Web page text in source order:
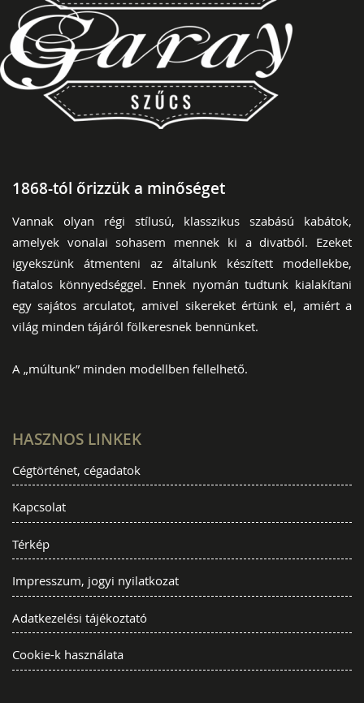
1868-tól őrizzük a minőséget
Vannak olyan régi stílusú, klasszikus szabású kabátok,
amelyek vonalai sohasem mennek ki a divatból. Ezeket
igyekszünk átmenteni az általunk készített modellekbe,
fiatalos könnyedséggel. Ennek nyomán tudtunk kialakítani
egy sajátos arculatot, amivel sikereket értünk el, amiért a
világ minden tájáról fölkeresnek bennünket.
A „múltunk” minden modellben fellelhető.
HASZNOS LINKEK
Cégtörténet, cégadatok
Kapcsolat
Térkép
Impresszum, jogyi nyilatkozat
Adatkezelési tájékoztató
Cookie-k használata